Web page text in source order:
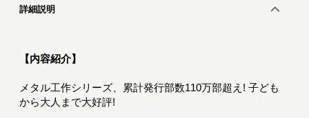
詳細説明
【内容紹介】
メタル工作シリーズ、累計発行部数110万部超え! 子ども
から大人まで大好評!